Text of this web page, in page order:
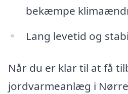
bekæmpe
Lang levetid og
Når du er klar til at få
jordvarmeanlæg i